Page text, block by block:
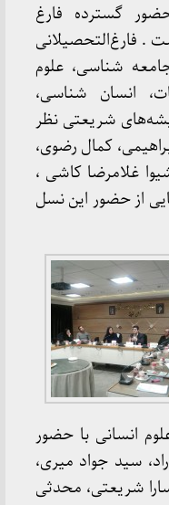
گسترده فارغ
. فارغ‌التحصیلانی
شناسی، علوم
انسان شناسی،
شریعتی نظر
کمال رضوی،
غلامرضا کاشی ،
از حضور این نسل
انسانی با حضور
سید جواد میری،
شریعتی، محدثی